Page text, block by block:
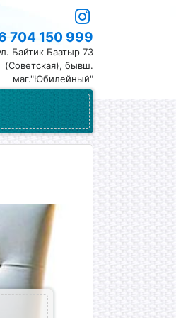
704 150 999
Байтик Баатыр 73
(Советская), бывш.
маг."Юбилейный"